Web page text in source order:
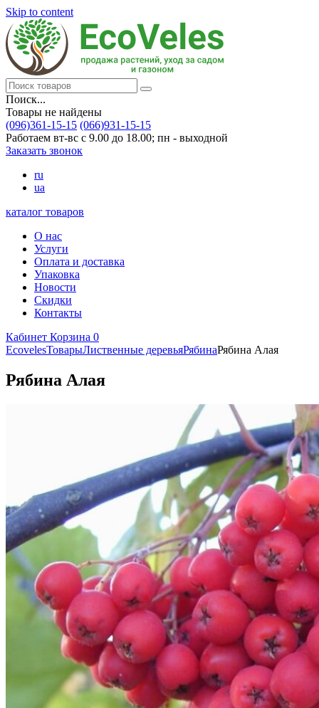
Skip to content
Поиск...
Товары не найдены
(096)361-15-15 (066)931-15-15
Работаем вт-вс с 9.00 до 18.00; пн - выходной
Заказать звонок
ru
ua
каталог товаров
О нас
Услуги
Оплата и доставка
Упаковка
Новости
Скидки
Контакты
Кабинет Корзина 0
EcovelesТоварыЛиственные деревьяРябинаРябина Алая
Рябина Алая